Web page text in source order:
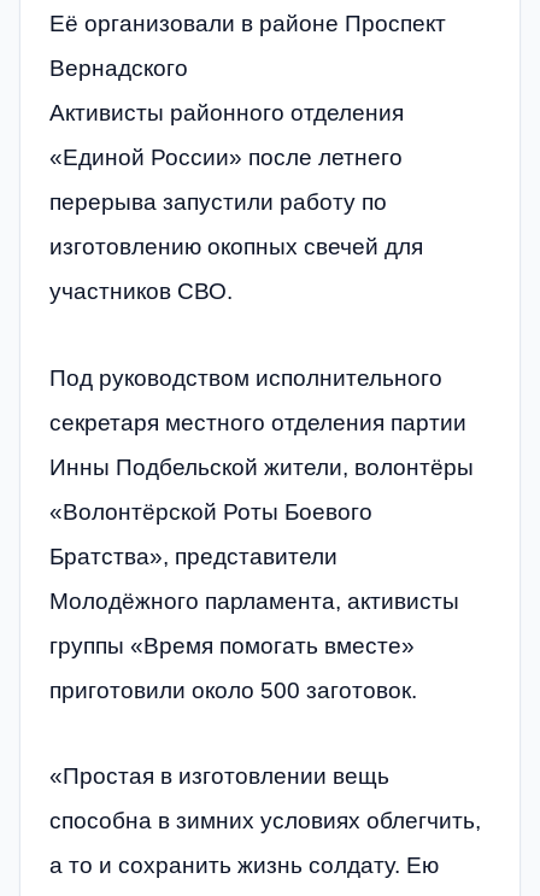
Её организовали в районе Проспект
Вернадского
Активисты районного отделения
«Единой России» после летнего
перерыва запустили работу по
изготовлению окопных свечей для
участников СВО.
Под руководством исполнительного
секретаря местного отделения партии
Инны Подбельской жители, волонтёры
«Волонтёрской Роты Боевого
Братства», представители
Молодёжного парламента, активисты
группы «Время помогать вместе»
приготовили около 500 заготовок.
«Простая в изготовлении вещь
способна в зимних условиях облегчить,
а то и сохранить жизнь солдату. Ею